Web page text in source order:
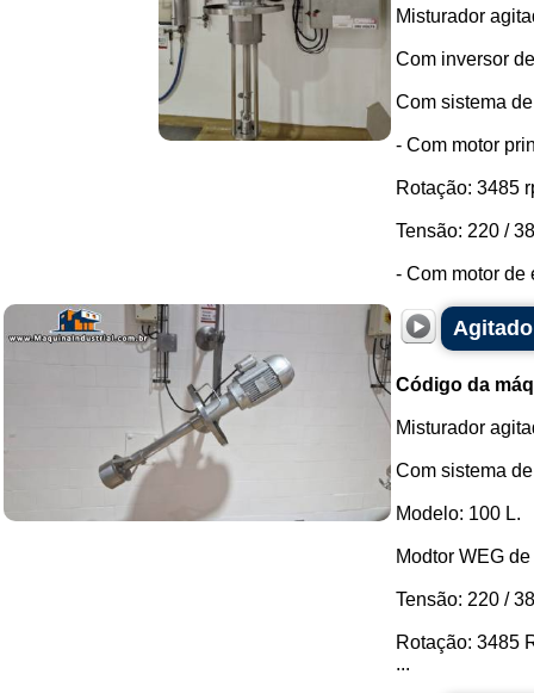
Misturador
Com inversor
Com sistema
- Com motor
Rotação: 3485
Tensão: 220 /
- Com motor de
Código da
Misturador
Com sistema
Modelo: 100 L.
Modtor WEG
Tensão: 220 /
Rotação: 3485
...